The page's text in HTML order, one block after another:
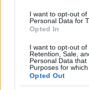
I want to opt-out
Personal Data for
Opted In
I want to opt-out of
Retention, Sale,
Personal Data
Purposes for
Opted Out
Continua a